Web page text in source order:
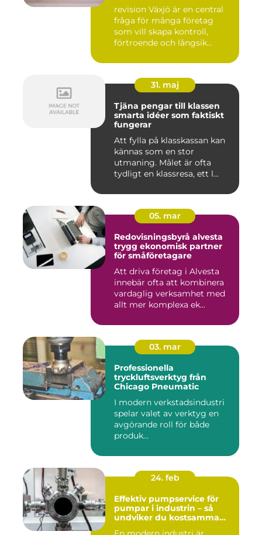
revision Växjö är en central
fråga för många företag
som vill skapa kontroll,
förtroende och långsik...
31. maj
Tjäna pengar till klassen
smarta idéer som faktiskt
fungerar
Att fylla på klasskassan kan
kännas som en stor
utmaning. Målet är ofta
tydligt en klassresa, ett l...
05. mar
Redovisningsbyrå alvesta
trygg ekonomisk partner
för småföretagare
Att driva företag i Alvesta
innebär ofta att kombinera
vardaglig verksamhet med
allt mer komplexa ek...
03. mar
Professionella
tryckluftsverktyg från
Chicago Pneumatic
I modern verkstadsindustri
spelar valet av verktyg en
avgörande roll för både
produk...
24. feb
Effektiv pumpservice för
pumpar i industrin – så
undviker du kostsamma